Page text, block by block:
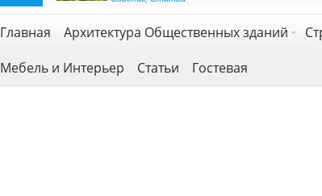
Главная Архитектура Общественных зданий
Мебель и Интерьер
Статьи Гостевая